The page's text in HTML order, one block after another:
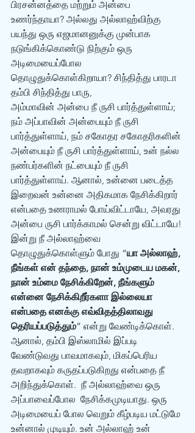
பிரசன்னத்தை மற்றும் அன்பை
உணர்ந்தாயா? அல்லது அல்லாஹ்விற்கு
பயந்து ஒரு எஜமானனுக்கு முன்பாக
நடுங்கிக்கொண்டு நிற்கும் ஒரு
அடிமையைப்போல
தொழுதுக்கொள்கிறாயா? சிந்தித்து பாரடா
தம்பி சிந்தித்து பாரு,
அம்மாவின் அன்பை நீ ருசி பார்த்துள்ளாய்;
நம் அப்பாவின் அன்பையும் நீ ருசி
பார்த்துள்ளாய், நம் சகோதர சகோதரிகளின்
அன்பையும் நீ ருசி பார்த்துள்ளாய், உன் நல்ல
நண்பர்களின் நட்பையும் நீ ருசி
பார்த்துள்ளாய். ஆனால், உன்னை படைத்த
இறைவன் உன்னை அதிகமாக நேசிக்கிறார்
என்பதை உணராமல் போய்விட்டாயே, அவரது
அன்பை ருசி பார்க்காமல் சென்று விட்டாயே!
இன்று நீ அல்லாஹ்வை
தொழுதுக்கொள்ளும் போது “யா அல்லாஹ்,
நீங்கள் என் தந்தை, நான் உம்முடைய மகன்,
நான் உம்மை நேசிக்கிறேன், நீங்களும்
என்னை நேசிக்கிறீர்களா இல்லையா
என்பதை எனக்கு எவ்விதத்திலாவது
தெரியப்படுத்தும்” என்று வேண்டிக்கொள்.
ஆனால், தம்பி இஸ்லாமில் இப்படி
வேண்டுவது பாவமாகவும், மிகப்பெரிய
தவறாகவும் கருதப்படுகிறது என்பதை நீ
அறிந்துக்கொள்.  நீ அல்லாஹ்வை ஒரு
அப்பாவைப்போல  நேசிக்கமுடியாது. ஒரு
அடிமையைப் போல வெறும் கீழ்படிய மட்டுமே
உன்னால் முடியும். உன் அல்லாஹ் உன்